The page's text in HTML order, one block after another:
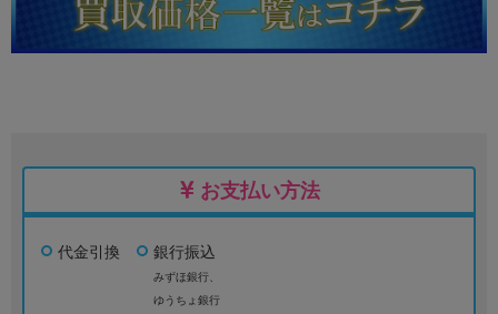
お支払い方法
代金引換 銀行振込
みずほ銀行、
ゆうちょ銀行